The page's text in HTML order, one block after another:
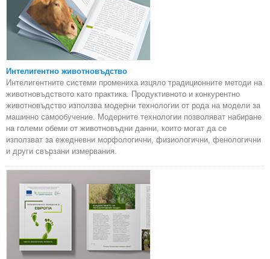
Интелигентно животновъдство
Интелигентните системи промениха изцяло традиционните методи на
животновъдството като практика. Продуктивното и конкурентно
животновъдство използва модерни технологии от рода на модели за
машинно самообучение. Модерните технологии позволяват набиране
на големи обеми от животновъдни данни, които могат да се
използват за ежедневни морфологични, физиологични, фенологични
и други свързани измервания.